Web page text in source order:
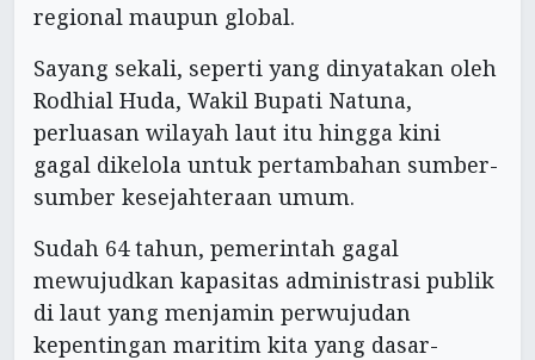
regional maupun global.
Sayang sekali, seperti yang dinyatakan oleh
Rodhial Huda, Wakil Bupati Natuna,
perluasan wilayah laut itu hingga kini
gagal dikelola untuk pertambahan sumber-
sumber kesejahteraan umum.
Sudah 64 tahun, pemerintah gagal
mewujudkan kapasitas administrasi publik
di laut yang menjamin perwujudan
kepentingan maritim kita yang dasar-